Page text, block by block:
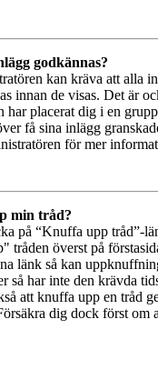
godkännas?
kan kräva att alla
innan de visas. Det är
har placerat dig i en
få sina inlägg
för mer
min tråd?
på “Knuffa upp tråd”-
tråden överst på
länk så kan
så har inte den krävda
att knuffa upp en tråd
dig dock först om